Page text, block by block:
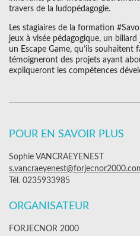
travers de la ludopédagogie.
Les stagiaires de la formation
jeux à visée pédagogique, un
un Escape Game, qu’ils souhaitent
témoigneront des projets ayant
expliqueront les compétences
POUR EN SAVOIR PLUS
Sophie VANCRAEYENEST
Tél. 0235933985
ORGANISATEUR
FORJECNOR 2000